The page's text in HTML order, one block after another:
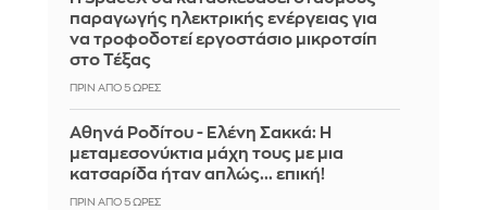
παραγωγής ηλεκτρικής ενέργειας για
να τροφοδοτεί εργοστάσιο μικροτσίπ
στο Τέξας
ΠΡΙΝ ΑΠΌ 5 ΏΡΕΣ
Αθηνά Ροδίτου - Ελένη Σακκά: Η
μεταμεσονύκτια μάχη τους με μια
κατσαρίδα ήταν απλώς... επική!
ΠΡΙΝ ΑΠΌ 5 ΏΡΕΣ